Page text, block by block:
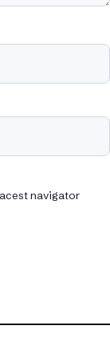
navigator